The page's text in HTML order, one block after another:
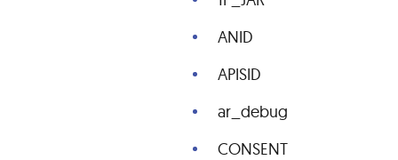
ANID
APISID
ar_debug
CONSENT